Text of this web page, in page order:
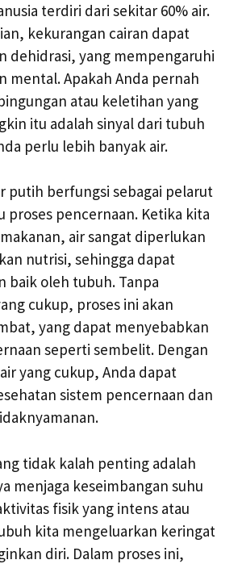
terdiri dari sekitar 60% air.
kekurangan cairan dapat
dehidrasi, yang mempengaruhi
mental. Apakah Anda pernah
atau keletihan yang
itu adalah sinyal dari tubuh
perlu lebih banyak air.
putih berfungsi sebagai pelarut
proses pencernaan. Ketika kita
air sangat diperlukan
nutrisi, sehingga dapat
baik oleh tubuh. Tanpa
cukup, proses ini akan
yang dapat menyebabkan
seperti sembelit. Dengan
yang cukup, Anda dapat
sistem pencernaan dan
tidak kalah penting adalah
menjaga keseimbangan suhu
fisik yang intens atau
kita mengeluarkan keringat
diri. Dalam proses ini,